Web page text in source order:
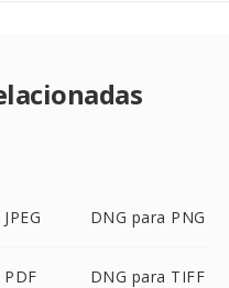
DNG para PNG
DNG para TIFF